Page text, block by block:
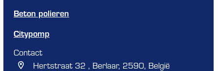
Beton polieren
Citypomp
Contact
Hertstraat 32 , Berlaar, 2590, België